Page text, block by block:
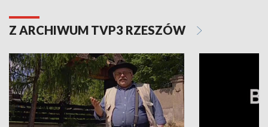
Z ARCHIWUM TVP3 RZESZÓW